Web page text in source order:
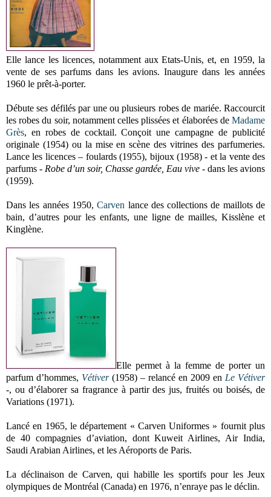
Elle lance les licences, notamment aux Etats-Unis, et, en 1959, la
vente de ses parfums dans les avions. Inaugure dans les années
1960 le prêt-à-porter.
Débute ses défilés par une ou plusieurs robes de mariée. Raccourcit
les robes du soir, notamment celles plissées et élaborées de Madame
Grès, en robes de cocktail. Conçoit une campagne de publicité
originale (1954) ou la mise en scène des vitrines des parfumeries.
Lance les licences – foulards (1955), bijoux (1958) - et la vente des
parfums - Robe d’un soir, Chasse gardée, Eau vive - dans les avions
(1959).
Dans les années 1950,Carven lance des collections de maillots de
bain, d’autres pour les enfants, une ligne de mailles, Kisslène et
Kinglène.
Elle permet à la femme de porter un
parfum d’hommes, Vétiver (1958) – relancé en 2009 en Le Vétiver
-, ou d’élaborer sa fragrance à partir des jus, fruités ou boisés, de
Variations (1971).
Lancé en 1965, le département « Carven Uniformes » fournit plus
de 40 compagnies d’aviation, dont Kuweit Airlines, Air India,
Saudi Arabian Airlines, et les Aéroports de Paris.
La déclinaison de Carven, qui habille les sportifs pour les Jeux
olympiques de Montréal (Canada) en 1976, n’enraye pas le déclin.